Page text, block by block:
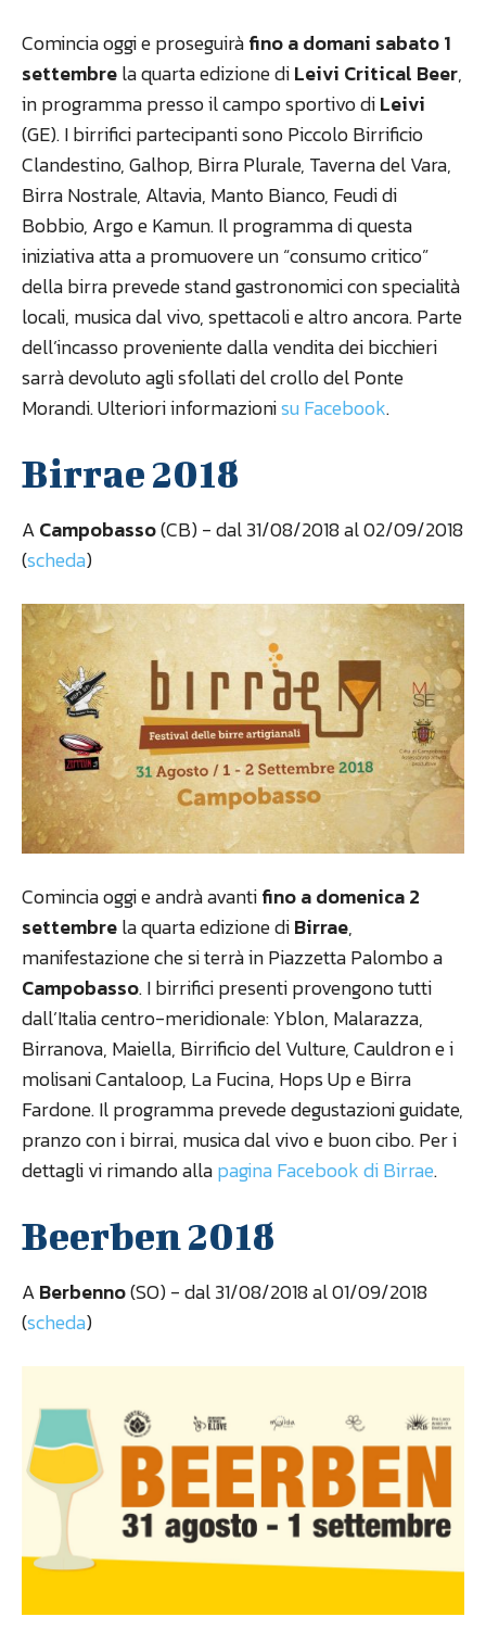
Comincia oggi e proseguiràfino a domani sabato 1
settembrela quarta edizione diLeivi Critical Beer,
in programma presso il campo sportivo diLeivi
(GE). I birrifici partecipanti sono Piccolo Birrificio
Clandestino, Galhop, Birra Plurale, Taverna del Vara,
Birra Nostrale, Altavia, Manto Bianco, Feudi di
Bobbio, Argo e Kamun. Il programma di questa
iniziativa atta a promuovere un “consumo critico”
della birra prevede stand gastronomici con specialità
locali, musica dal vivo, spettacoli e altro ancora. Parte
dell’incasso proveniente dalla vendita dei bicchieri
sarrà devoluto agli sfollati del crollo del Ponte
Morandi. Ulteriori informazionisu Facebook.
Birrae 2018
ACampobasso(CB) - dal 31/08/2018 al 02/09/2018
(scheda)
Comincia oggi e andrà avantifino a domenica 2
settembrela quarta edizione diBirrae,
manifestazione che si terrà in Piazzetta Palombo a
Campobasso. I birrifici presenti provengono tutti
dall’Italia centro-meridionale: Yblon, Malarazza,
Birranova, Maiella, Birrificio del Vulture, Cauldron e i
molisani Cantaloop, La Fucina, Hops Up e Birra
Fardone. Il programma prevede degustazioni guidate,
pranzo con i birrai, musica dal vivo e buon cibo. Per i
dettagli vi rimando allapagina Facebook di Birrae.
Beerben 2018
ABerbenno(SO) - dal 31/08/2018 al 01/09/2018
(scheda)